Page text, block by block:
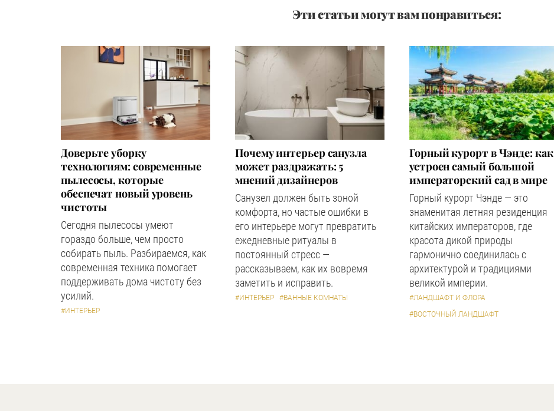
Эти статьи могут вам понравиться:
Доверьте уборку
технологиям: современные
пылесосы, которые
обеспечат новый уровень
чистоты
Сегодня пылесосы умеют
гораздо больше, чем просто
собирать пыль. Разбираемся, как
современная техника помогает
поддерживать дома чистоту без
усилий.
#ИНТЕРЬЕР
Почему интерьер санузла
может раздражать: 5
мнений дизайнеров
Санузел должен быть зоной
комфорта, но частые ошибки в
его интерьере могут превратить
ежедневные ритуалы в
постоянный стресс —
рассказываем, как их вовремя
заметить и исправить.
#ИНТЕРЬЕР #ВАННЫЕ КОМНАТЫ
Горный курорт в Чэнде: как
устроен самый большой
императорский сад в мире
Горный курорт Чэнде — это
знаменитая летняя резиденция
китайских императоров, где
красота дикой природы
гармонично соединилась с
архитектурой и традициями
великой империи.
#ЛАНДШАФТ И ФЛОРА
#ВОСТОЧНЫЙ ЛАНДШАФТ